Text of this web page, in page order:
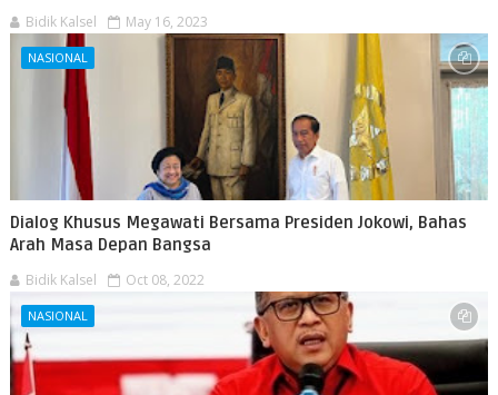
Bidik Kalsel May 16, 2023
NASIONAL
Dialog Khusus Megawati Bersama Presiden Jokowi, Bahas
Arah Masa Depan Bangsa
Bidik Kalsel Oct 08, 2022
NASIONAL